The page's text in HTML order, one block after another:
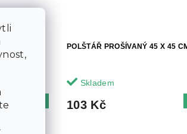
POLŠTÁŘ PROŠÍVANÝ 45 X 45
Skladem
103 Kč